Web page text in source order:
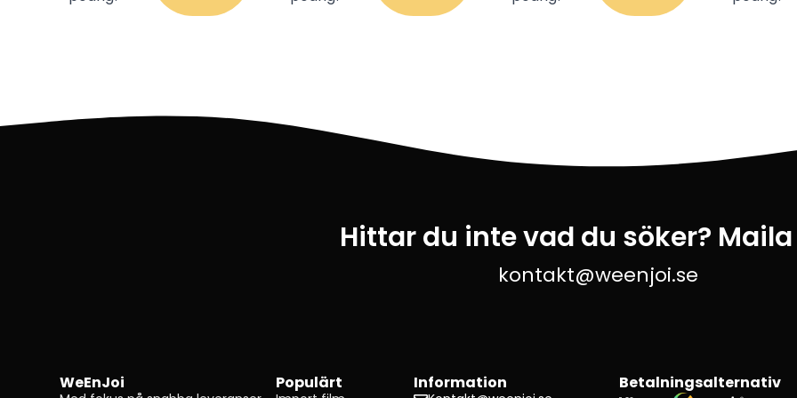
Hittar du inte vad du söker?
kontakt@weenjoi.se
WeEnJoi Populärt Information Betalningsalternativ